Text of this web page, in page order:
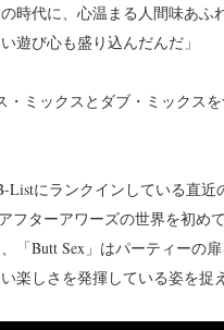
代に、心温まる人間味あふ
遊び心も盛り込んだんだ」
・ミックスとダブ・ミックス
Listにランクインしている直
フターアワーズの世界を初め
「Butt Sex」はパーティーの
楽しさを発揮している姿を捉